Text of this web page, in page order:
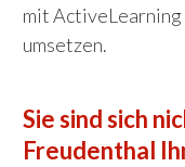
mit ActiveLearning
umsetzen.
Sie sind sich
Freudenthal